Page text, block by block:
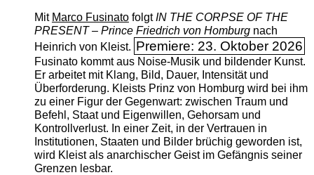
Mit Marco FusinatofolgtIN THE CORPSE OF THE
PRESENT – Prince Friedrich von Homburgnach
Heinrich von Kleist. Premiere: 23. Oktober 2026
Fusinato kommt aus Noise-Musik und bildender Kunst.
Er arbeitet mit Klang, Bild, Dauer, Intensität und
Überforderung. Kleists Prinz von Homburg wird bei ihm
zu einer Figur der Gegenwart: zwischen Traum und
Befehl, Staat und Eigenwillen, Gehorsam und
Kontrollverlust. In einer Zeit, in der Vertrauen in
Institutionen, Staaten und Bilder brüchig geworden ist,
wird Kleist als anarchischer Geist im Gefängnis seiner
Grenzen lesbar.